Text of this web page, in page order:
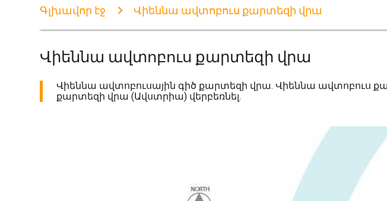
Գլխավոր էջ Վիեննա ավտոբուս քարտեզի վրա
Վիեննա ավտոբուս քարտեզի վրա
Վիեննա ավտոբուսային գիծ քարտեզի վրա. Վիեննա ավտոբուս
քարտեզի վրա (Ավստրիա) վերբեռնել.